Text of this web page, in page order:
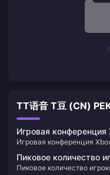
TT语音 T豆 (CN)
Игровая
личной встречи «COD»
Игровая конференция
Пиковое количество
превысило 330 000, и
Пиковое количество